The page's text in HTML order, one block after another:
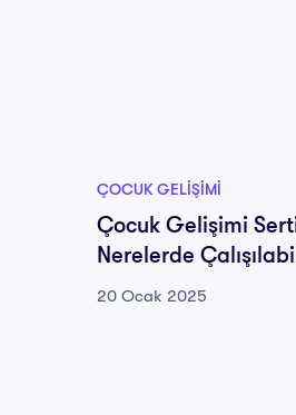
ÇOCUK GELIŞIMI
Çocuk Gelişimi
Nerelerde
20 Ocak 2025